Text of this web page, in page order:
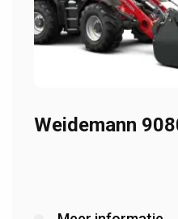
Weidemann